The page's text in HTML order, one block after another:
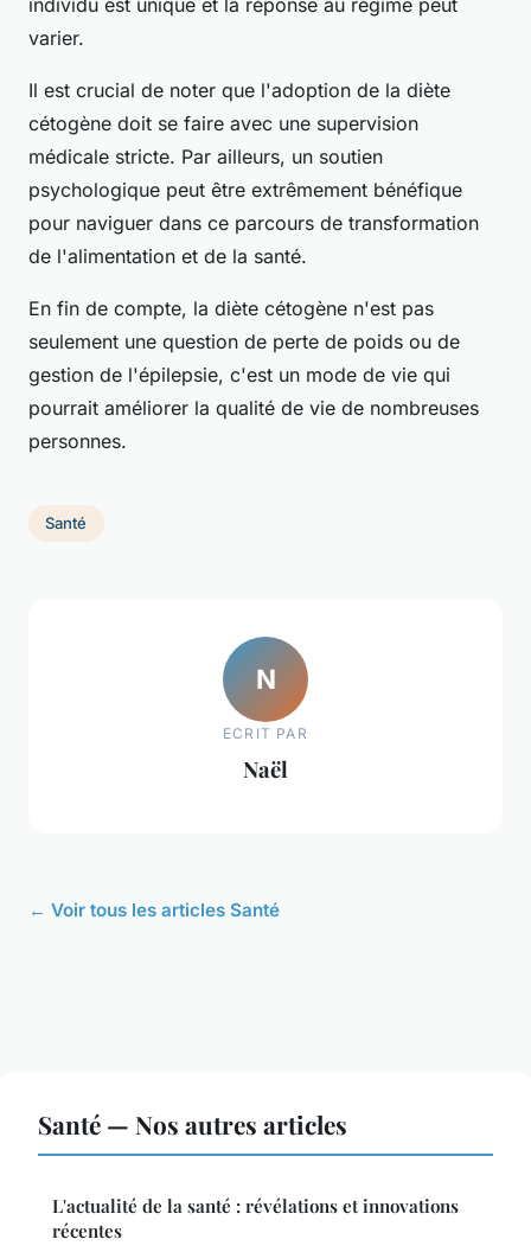
varier.
Il est crucial de noter que l'adoption de la diète
cétogène doit se faire avec une supervision
médicale stricte. Par ailleurs, un soutien
psychologique peut être extrêmement bénéfique
pour naviguer dans ce parcours de transformation
de l'alimentation et de la santé.
En fin de compte, la diète cétogène n'est pas
seulement une question de perte de poids ou de
gestion de l'épilepsie, c'est un mode de vie qui
pourrait améliorer la qualité de vie de nombreuses
personnes.
Santé
N
ECRIT PAR
Naël
← Voir tous les articles Santé
Santé — Nos autres articles
L'actualité de la santé : révélations et innovations
récentes